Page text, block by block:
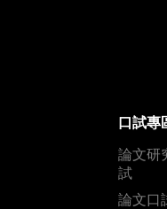
口試專
論文研
試
論文口